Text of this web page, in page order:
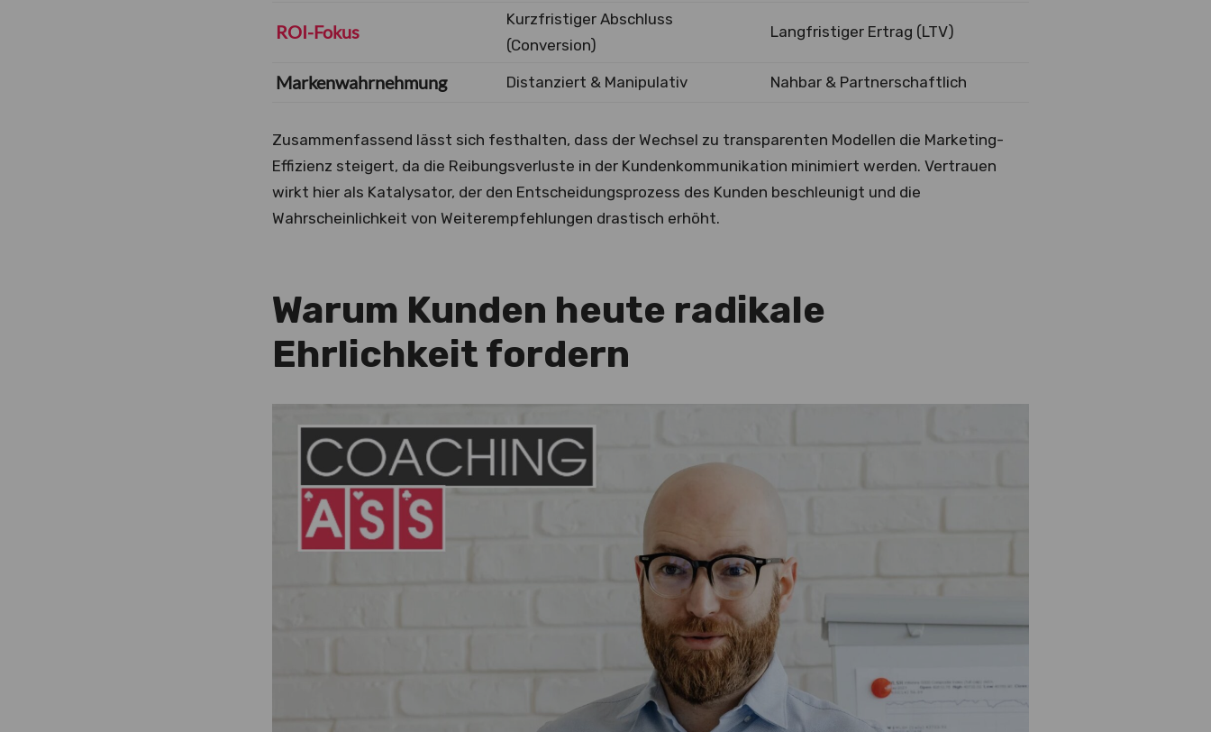
ROI-Fokus
Kurzfristiger Abschluss
(Conversion)
Langfristiger Ertrag (LTV)
Markenwahrnehmung Distanziert & Manipulativ Nahbar & Partnerschaftlich
Zusammenfassend lässt sich festhalten, dass der Wechsel zu transparenten Modellen die Marketing-
Effizienz steigert, da die Reibungsverluste in der Kundenkommunikation minimiert werden. Vertrauen
wirkt hier als Katalysator, der den Entscheidungsprozess des Kunden beschleunigt und die
Wahrscheinlichkeit von Weiterempfehlungen drastisch erhöht.
Warum Kunden heute radikale
Ehrlichkeit fordern